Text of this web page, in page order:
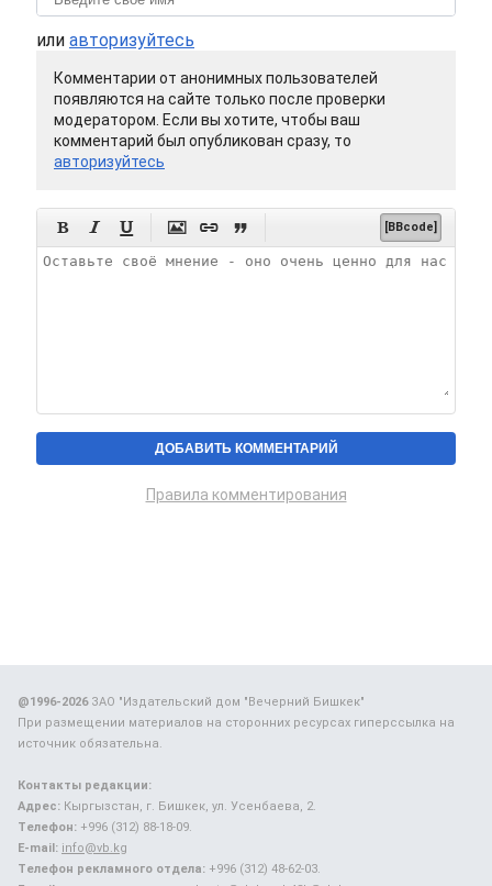
или авторизуйтесь
Комментарии от анонимных пользователей
появляются на сайте только после проверки
модератором. Если вы хотите, чтобы ваш
комментарий был опубликован сразу, то
авторизуйтесь
      [BBcode]
Правила комментирования
@1996-2026ЗАО "Издательский дом "Вечерний Бишкек"
При размещении материалов на сторонних ресурсах гиперссылка на
источник обязательна.
Контакты редакции:
Адрес: Кыргызстан, г. Бишкек, ул. Усенбаева, 2.
Телефон: +996 (312) 88-18-09.
E-mail: info@vb.kg
Телефон рекламного отдела: +996 (312) 48-62-03.